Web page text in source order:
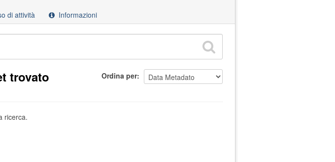
di attività Informazioni
Ordina per
trovato
ricerca.